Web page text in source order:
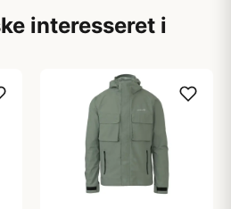
interesseret i